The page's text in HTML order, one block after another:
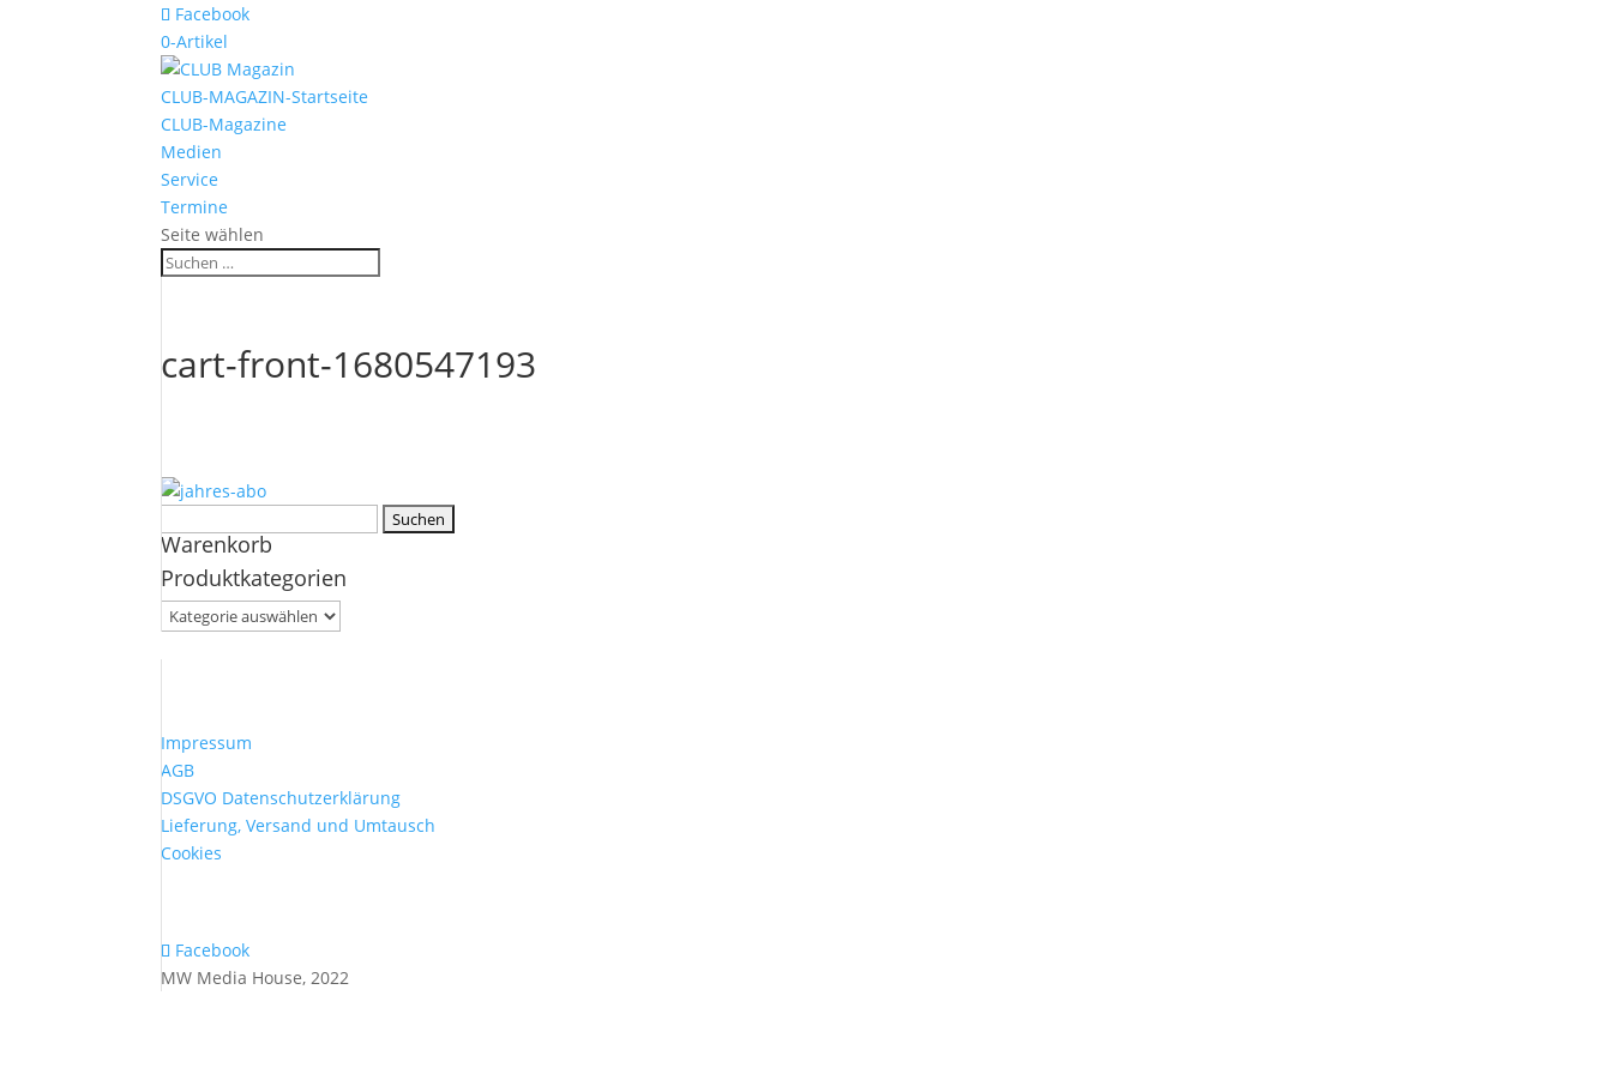
Facebook
0-Artikel
CLUB-MAGAZIN-Startseite
CLUB-Magazine
Medien
Service
Termine
Seite wählen
cart-front-1680547193
nach:
Warenkorb
Produktkategorien
Impressum
AGB
DSGVO Datenschutzerklärung
Lieferung, Versand und Umtausch
Cookies
Facebook
MW Media House, 2022